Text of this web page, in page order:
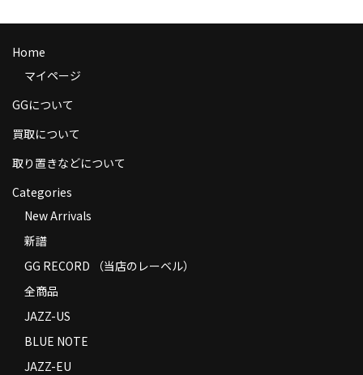
Help
送料
お支払い方法
返品
コンディション
特定商取引法に基づく表示
Contact
Home
マイページ
GGについて
買取について
取り置きなどについて
Categories
New Arrivals
新譜
GG RECORD （当店のレーベル）
全商品
JAZZ-US
BLUE NOTE
JAZZ-EU